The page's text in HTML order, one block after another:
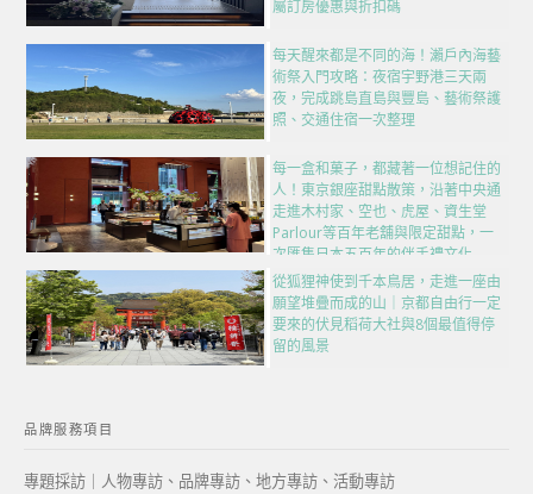
屬訂房優惠與折扣碼
每天醒來都是不同的海！瀨戶內海藝
術祭入門攻略：夜宿宇野港三天兩
夜，完成跳島直島與豐島、藝術祭護
照、交通住宿一次整理
每一盒和菓子，都藏著一位想記住的
人！東京銀座甜點散策，沿著中央通
走進木村家、空也、虎屋、資生堂
Parlour等百年老舖與限定甜點，一
次匯集日本五百年的伴手禮文化
從狐狸神使到千本鳥居，走進一座由
願望堆疊而成的山｜京都自由行一定
要來的伏見稻荷大社與8個最值得停
留的風景
品牌服務項目
專題採訪｜人物專訪、品牌專訪、地方專訪、活動專訪